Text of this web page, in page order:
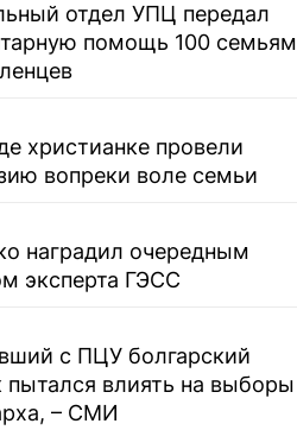
отдел УПЦ передал
помощь 100 семьям
христианке провели
вопреки воле семьи
наградил очередным
эксперта ГЭСС
с ПЦУ болгарский
пытался влиять на выборы
– СМИ